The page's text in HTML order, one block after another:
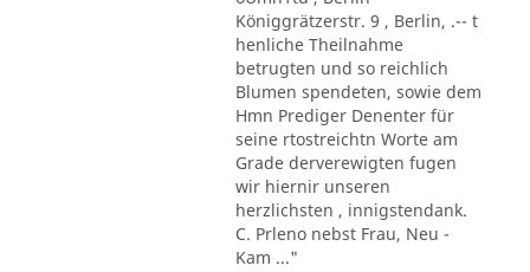
Königgrätzerstr. 9 , Berlin, .-- t
henliche Theilnahme
betrugten und so reichlich
Blumen spendeten, sowie dem
Hmn Prediger Denenter für
seine rtostreichtn Worte am
Grade derverewigten fugen
wir hiernir unseren
herzlichsten , innigstendank.
C. Prleno nebst Frau, Neu -
Kam ..."